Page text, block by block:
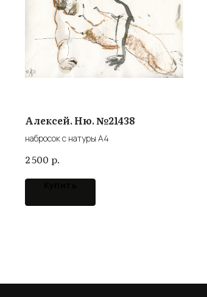
Алексей. Ню. №21438
набросок с натуры А4
2 500 р.